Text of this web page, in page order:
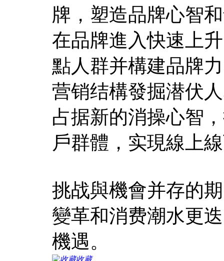
牌，塑造品牌心智
在品牌進入快速上
點人群并構建品牌
营销结構發掘潜伏
占据新的消操心智
戶群體，实現線上
挑战與機會并存的
變革和消费潮水更
機遇。
收藏